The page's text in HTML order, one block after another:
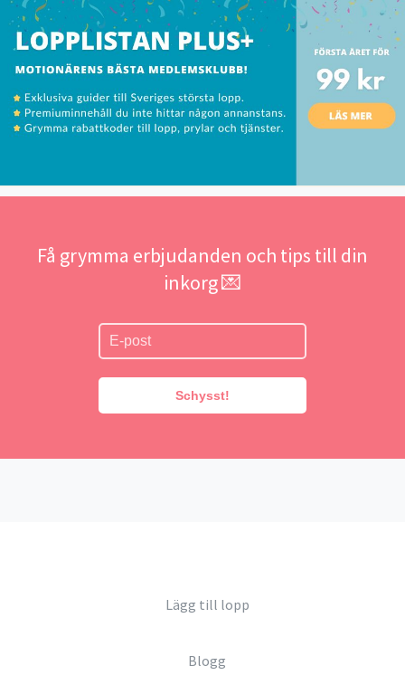
Få grymma erbjudanden och tips till din
inkorg 💌
Schysst!
Lägg till lopp
Blogg